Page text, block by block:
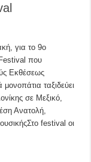
για το 9ο
που
Εκθέσεως
ταξιδεύει
σε Μεξικό,
Ανατολή,
festival οι